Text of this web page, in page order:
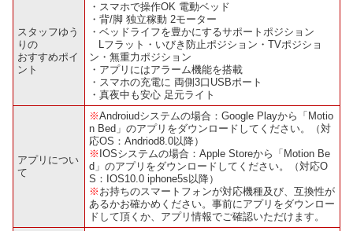
スタッフゆう
りの
おすすめポイ
ント
・スマホで操作OK 電動ベッド
・背/脚 独立稼動 2モーター
・ベッドライフを豊かにするサポートポジション
Lフラット・いびき防止ポジション・TVポジショ
ン・無重力ポジション
・アプリにはアラーム機能を搭載
・スマホの充電に 両側3口USBポート
・真夜中も安心 足元ライト
アプリについ
て
※Androiudシステムの場合：Google Playから「Motio
n Bed」のアプリをダウンロードしてください。（対
応OS：Andriod8.0以降）
※ IOSシステムの場合：Apple Storeから「Motion Be
d」のアプリをダウンロードしてください。（対応O
S：IOS10.0 iphone5s以降）
※ お持ちのスマートフォンが対応機種及び、互換性が
あるかお確かめください。事前にアプリをダウンロー
ドして頂くか、アプリ情報でご確認いただけます。